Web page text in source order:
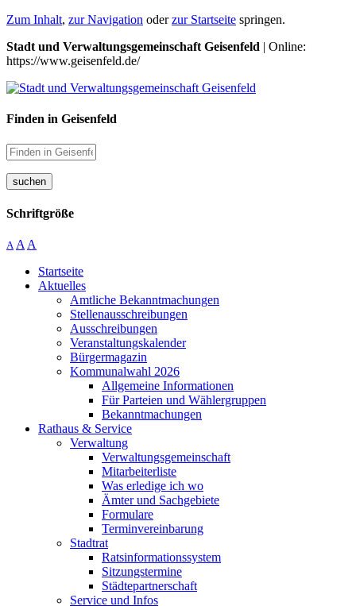
Zum Inhalt, zur Navigation oderzur Startseite springen.
Stadt und Verwaltungsgemeinschaft Geisenfeld | Online:
https://www.geisenfeld.de/
Finden in Geisenfeld
suchen
Schriftgröße
A A A
Startseite
Aktuelles
Amtliche Bekanntmachungen
Stellenausschreibungen
Ausschreibungen
Veranstaltungskalender
Bürgermagazin
Kommunalwahl 2026
Allgemeine Informationen
Für Parteien und Wählergruppen
Bekanntmachungen
Rathaus & Service
Verwaltung
Verwaltungsgemeinschaft
Mitarbeiterliste
Was erledige ich wo
Ämter und Sachgebiete
Formulare
Terminvereinbarung
Stadtrat
Ratsinformationssystem
Sitzungstermine
Städtepartnerschaft
Service und Infos